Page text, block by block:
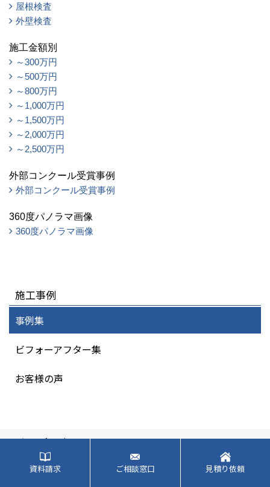
屋根検査
外壁検査
施工金額別
～300万円
～500万円
～800万円
～1,000万円
～1,500万円
～2,000万円
～2,500万円
外部コンクール受賞事例
外部コンクール受賞事例
360度パノラマ画像
360度パノラマ画像
施工事例
事例集
ビフォーアフター集
お客様の声
イベント・キャンペーン
最新のイベント・キャンペーン情報
過去のイベント・キャンペーン
サービス案内
資料請求 ご相談窓口 見積り依頼